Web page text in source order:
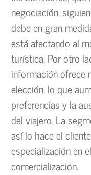
negociación,
debe en gran
está afectando al
turística. Por otro
información ofrece
elección, lo que
preferencias y la
del viajero. La
así lo hace el
especialización en
comercialización.